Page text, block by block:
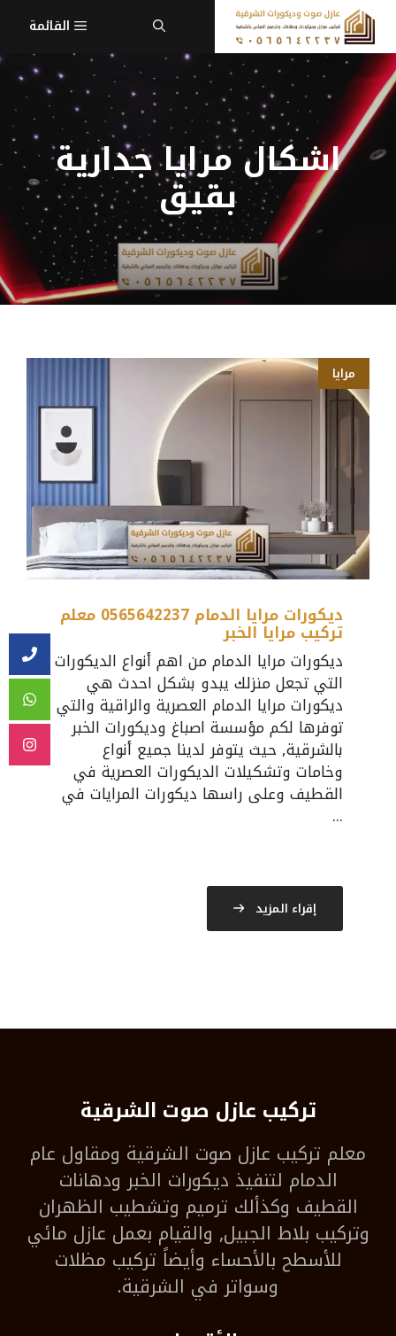
انتقل
إلى
المحتوى
القائمة
اشكال مرايا جدارية
بقيق
مرايا
ديكورات مرايا الدمام 0565642237 معلم
تركيب مرايا الخبر
ديكورات مرايا الدمام من اهم أنواع الديكورات
التي تجعل منزلك يبدو بشكل احدث هي
ديكورات مرايا الدمام العصرية والراقية والتي
توفرها لكم مؤسسة اصباغ وديكورات الخبر
بالشرقية, حيث يتوفر لدينا جميع أنواع
وخامات وتشكيلات الديكورات العصرية في
القطيف وعلى راسها ديكورات المرايات في
...
إقراء المزيد
تركيب عازل صوت الشرقية
معلم تركيب عازل صوت الشرقية ومقاول عام
الدمام لتنفيذ ديكورات الخبر ودهانات
القطيف وكذألك ترميم وتشطيب الظهران
وتركيب بلاط الجبيل, والقيام بعمل عازل مائي
للأسطح بالأحساء وأيضاً تركيب مظلات
وسواتر في الشرقية.